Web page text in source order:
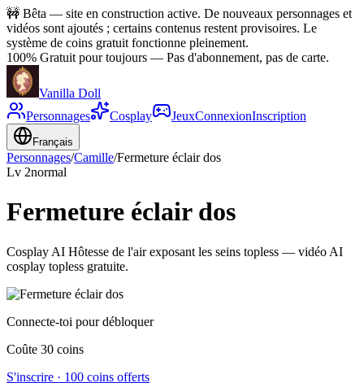
🚧 Bêta — site en construction active. De nouveaux personnages et
vidéos sont ajoutés ; certains contenus restent provisoires. Le
système de coins gratuit fonctionne pleinement.
100% Gratuit pour toujours — Pas d'abonnement, pas de carte.
Vanilla Doll
Personnages
Cosplay JeuxConnexionInscription
Français
Personnages/Camille/Fermeture éclair dos
Lv 2normal
Fermeture éclair dos
Cosplay AI Hôtesse de l'air exposant les seins topless — vidéo AI
cosplay topless gratuite.
Connecte-toi pour débloquer
Coûte 30 coins
S'inscrire · 100 coins offerts